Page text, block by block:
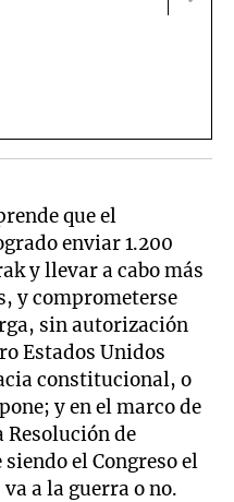
que el
enviar 1.200
y llevar a cabo más
y comprometerse
sin autorización
Estados Unidos
constitucional, o
y en el marco de
de
el Congreso el
a la guerra o no.